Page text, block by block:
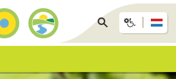
startpagina
pagina
zoeken